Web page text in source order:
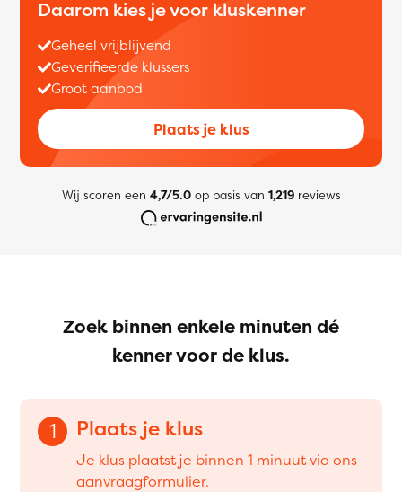
Daarom kies je voor kluskenner
Geheel vrijblijvend
Geverifieerde klussers
Groot aanbod
Plaats je klus
Wij scoren een 4,7/5.0op basis van 1,219reviews
Zoek binnen enkele minuten dé
kenner voor de klus.
1 Plaats je klus
Je klus plaatst je binnen 1 minuut via ons
aanvraagformulier.